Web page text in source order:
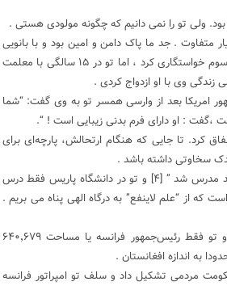
ولی تو را نمی دانیم که چگونه مولودی هستی .
متفاوت . جد ما پاک دامن و امین بود و با بانویی
بدون شوهر (حضرت خدیجه) و در چارچوب پذیرفته و با اداب و رسوم خواستگاری کرد ، اما تو در ۱۵ سالگی با معلمت
زندگی وی با او ازدواج کردی .
امریکا بعد از وارسی همسر تو به وی گفت: “شما
،گفت : او دارای فرم بدنی زیبایی است ! “.
کرد. تا جایی که هنگام ارتحالش، پارچه‌ای برای
سخاوتی داشته باشد .
جد ما ” به مکتب نرفت و خط ننوشت ؛ به غمزه مسئله آموز صد مدرس شد ” [۴] و تو در دانشگاه پاریس فقط درس
که از “علم لاینفع” به درگاه الهی پناه می بریم .
جد ما ، پیام آور و برگزیده الهی برای کل عالم بشریت است و تو فقط رئیس‌جمهور فرانسه یا مساحت ۶۴۰٬۶۷۹
مردمی تشکیل داد و سلف تو امپراتور فرانسه